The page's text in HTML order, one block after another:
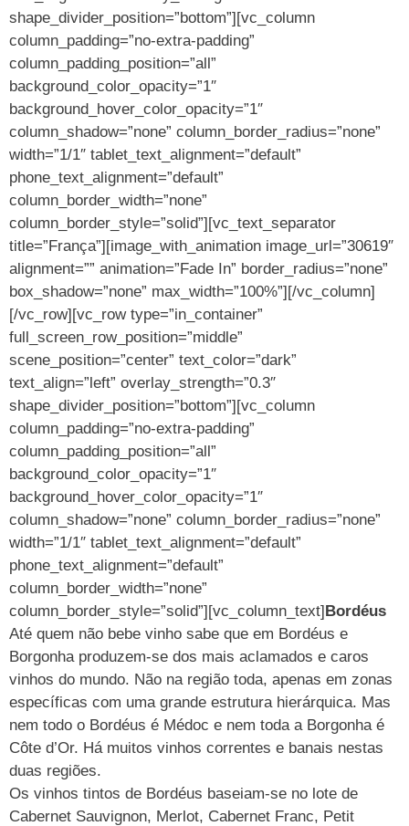
shape_divider_position=”bottom”][vc_column
column_padding=”no-extra-padding”
column_padding_position=”all”
background_color_opacity=”1″
background_hover_color_opacity=”1″
column_shadow=”none” column_border_radius=”none”
width=”1/1″ tablet_text_alignment=”default”
phone_text_alignment=”default”
column_border_width=”none”
column_border_style=”solid”][vc_text_separator
title=”França”][image_with_animation image_url=”30619″
alignment=”” animation=”Fade In” border_radius=”none”
box_shadow=”none” max_width=”100%”][/vc_column]
[/vc_row][vc_row type=”in_container”
full_screen_row_position=”middle”
scene_position=”center” text_color=”dark”
text_align=”left” overlay_strength=”0.3″
shape_divider_position=”bottom”][vc_column
column_padding=”no-extra-padding”
column_padding_position=”all”
background_color_opacity=”1″
background_hover_color_opacity=”1″
column_shadow=”none” column_border_radius=”none”
width=”1/1″ tablet_text_alignment=”default”
phone_text_alignment=”default”
column_border_width=”none”
column_border_style=”solid”][vc_column_text]Bordéus
Até quem não bebe vinho sabe que em Bordéus e
Borgonha produzem-se dos mais aclamados e caros
vinhos do mundo. Não na região toda, apenas em zonas
específicas com uma grande estrutura hierárquica. Mas
nem todo o Bordéus é Médoc e nem toda a Borgonha é
Côte d’Or. Há muitos vinhos correntes e banais nestas
duas regiões.
Os vinhos tintos de Bordéus baseiam-se no lote de
Cabernet Sauvignon, Merlot, Cabernet Franc, Petit